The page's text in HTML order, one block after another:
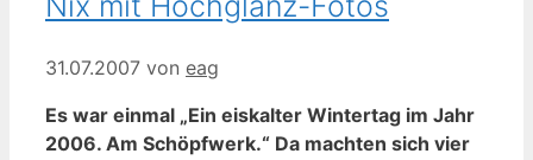
31.07.2007 von eag
Es war einmal „Ein eiskalter Wintertag im Jahr
2006. Am Schöpfwerk.“ Da machten sich vier